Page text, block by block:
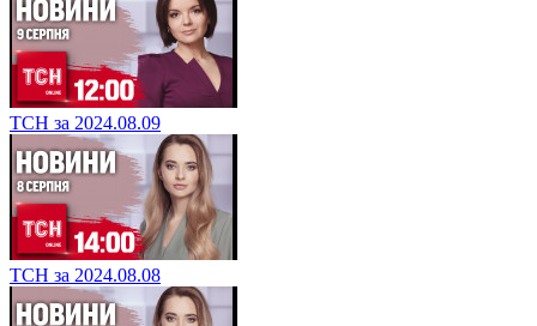
ТСН за 2024.08.09
ТСН за 2024.08.08